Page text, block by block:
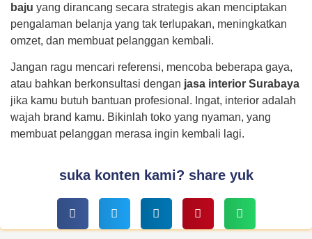
baju yang dirancang secara strategis akan menciptakan
pengalaman belanja yang tak terlupakan, meningkatkan
omzet, dan membuat pelanggan kembali.
Jangan ragu mencari referensi, mencoba beberapa gaya,
atau bahkan berkonsultasi dengan jasa interior Surabaya
jika kamu butuh bantuan profesional. Ingat, interior adalah
wajah brand kamu. Bikinlah toko yang nyaman, yang
membuat pelanggan merasa ingin kembali lagi.
suka konten kami? share yuk